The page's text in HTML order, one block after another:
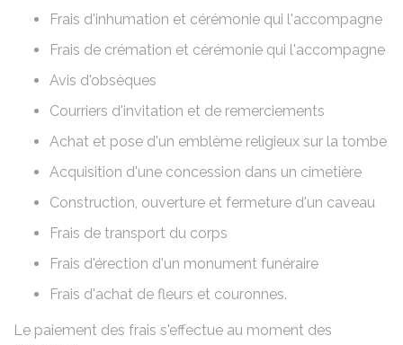
Frais d'inhumation et cérémonie qui l'accompagne
Frais de crémation et cérémonie qui l'accompagne
Avis d'obsèques
Courriers d'invitation et de remerciements
Achat et pose d'un emblème religieux sur la tombe
Acquisition d'une concession dans un cimetière
Construction, ouverture et fermeture d'un caveau
Frais de transport du corps
Frais d'érection d'un monument funéraire
Frais d'achat de fleurs et couronnes.
Le paiement des frais s'effectue au moment des